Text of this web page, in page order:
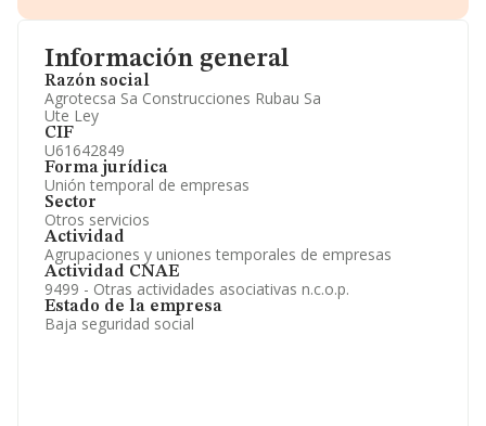
Información general
Razón social
Agrotecsa Sa Construcciones Rubau Sa
Ute Ley
CIF
U61642849
Forma jurídica
Unión temporal de empresas
Sector
Otros servicios
Actividad
Agrupaciones y uniones temporales de empresas
Actividad CNAE
9499 - Otras actividades asociativas n.c.o.p.
Estado de la empresa
Baja seguridad social
Accionistas.
Artículos de prensa publicados sobre la empresa.
Información oficial y registral complementaria.